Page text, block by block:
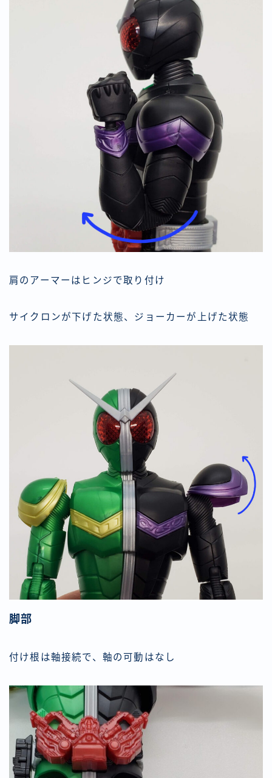
肩のアーマーはヒンジで取り付け
サイクロンが下げた状態、ジョーカーが上げた状態
脚部
付け根は軸接続で、軸の可動はなし